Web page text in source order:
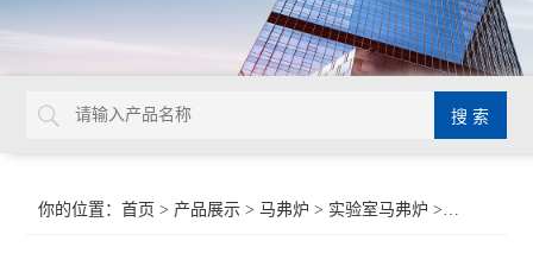
你的位置：首页 > 产品展示 >马弗炉 > 实验室马弗炉 >碳棒实验电炉